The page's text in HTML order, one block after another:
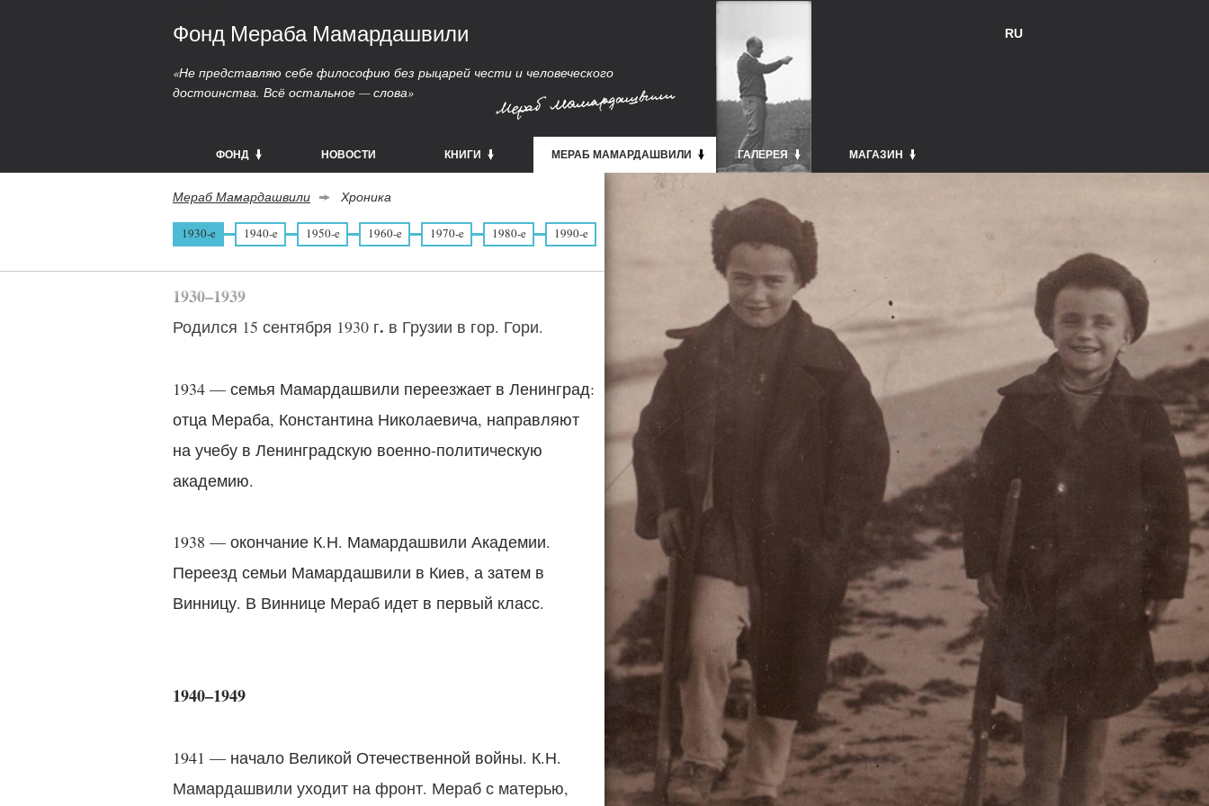
Фонд Мераба Мамардашвили
«Не представляю себе философию без рыцарей чести и человеческого
достоинства. Всё остальное — слова»
RU
ФОНД НОВОСТИ КНИГИ МЕРАБ МАМАРДАШВИЛИ ГАЛЕРЕЯ МАГАЗИН
Мераб Мамардашвили Хроника
1930-e 1940-e 1950-e 1960-e 1970-e 1980-e 1990-e
1930–1939
Родился 15 сентября 1930 г. в Грузии в гор. Гори.
1934 — семья Мамардашвили переезжает в Ленинград:
отца Мераба, Константина Николаевича, направляют
на учебу в Ленинградскую военно-политическую
академию.
1938 — окончание К.Н. Мамардашвили Академии.
Переезд семьи Мамардашвили в Киев, а затем в
Винницу. В Виннице Мераб идет в первый класс.
1940–1949
1941 — начало Великой Отечественной войны. К.Н.
Мамардашвили уходит на фронт. Мераб с матерью,